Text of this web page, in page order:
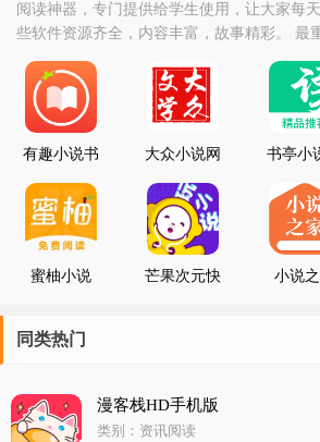
阅读神器，专门提供给学生使用，让大家每
些软件资源齐全，内容丰富，故事精彩。 最
需要花钱就可以享受，喜欢阅读的朋友可以
大全点击下载，让阅读成为生活的一部分。
有趣小说书
大众小说网
书亭小
蜜柚小说
芒果次元快
小说
同类热门
漫客栈HD手机版
类别：资讯阅读